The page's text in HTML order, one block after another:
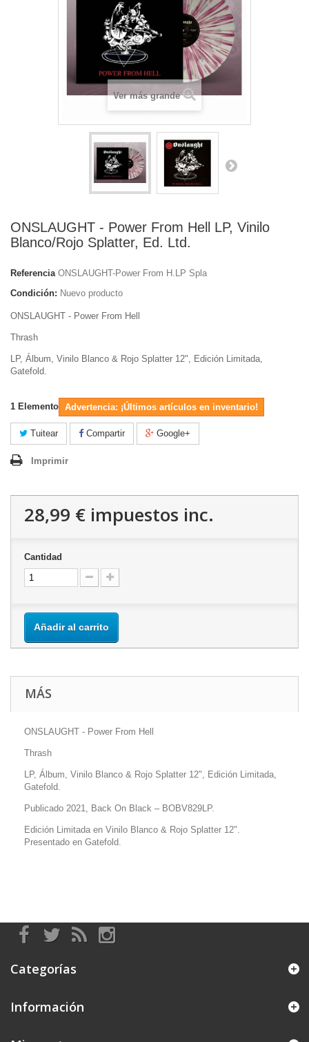
Ver más grande
ONSLAUGHT - Power From Hell LP, Vinilo
Blanco/Rojo Splatter, Ed. Ltd.
Referencia ONSLAUGHT-Power From H.LP Spla
Condición: Nuevo producto
ONSLAUGHT - Power From Hell
Thrash
LP, Álbum, Vinilo Blanco & Rojo Splatter 12", Edición Limitada,
Gatefold.
1 Elemento Advertencia: ¡Últimos artículos en inventario!
Tuitear Compartir Google+
Imprimir
28,99 € impuestos inc.
Cantidad
Añadir al carrito
MÁS
ONSLAUGHT - Power From Hell
Thrash
LP, Álbum, Vinilo Blanco & Rojo Splatter 12", Edición Limitada,
Gatefold.
Publicado 2021, Back On Black – BOBV829LP.
Edición Limitada en Vinilo Blanco & Rojo Splatter 12".
Presentado en Gatefold.
Categorías
Información